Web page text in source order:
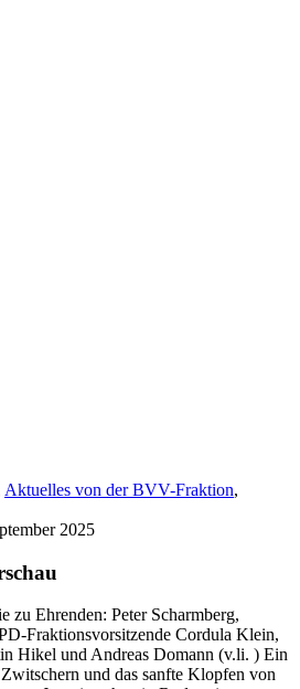
Aktuelles von der BVV-Fraktion,
2025
zu Ehrenden: Peter Scharmberg,
Fraktionsvorsitzende Cordula Klein,
Hikel und Andreas Domann (v.li. ) Ein
und das sanfte Klopfen von